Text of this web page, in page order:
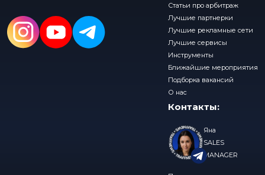
Статьи про арбитраж
Лучшие партнерки
Лучшие рекламные сети
Лучшие сервисы
Инструменты
Ближайшие мероприятия
Подборка вакансий
О нас
Контакты:
Яна
SALES
MANAGER